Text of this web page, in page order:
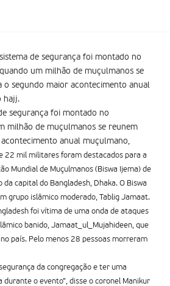
de segurança foi montado no
um milhão de muçulmanos se
o segundo maior acontecimento anual
hajj.
segurança foi montado no
milhão de muçulmanos se reunem
anual muçulmano,
22 mil militares foram destacados para a
Mundial de Muçulmanos (Biswa Ijema) de
capital do Bangladesh, Dhaka. O Biswa
grupo islâmico moderado, Tablig Jamaat.
foi vítima de uma onda de ataques
banido, Jamaat_ul_Mujahideen, que
país. Pelo menos 28 pessoas morreram
da congregação e ter uma
durante o evento”, disse o coronel Manikur